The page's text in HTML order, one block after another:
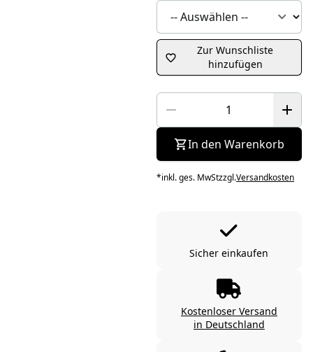
Zur Wunschliste
hinzufügen
In den Warenkorb
*inkl. ges. MwStzzgl.Versandkosten
Sicher einkaufen
Kostenloser Versand
in Deutschland